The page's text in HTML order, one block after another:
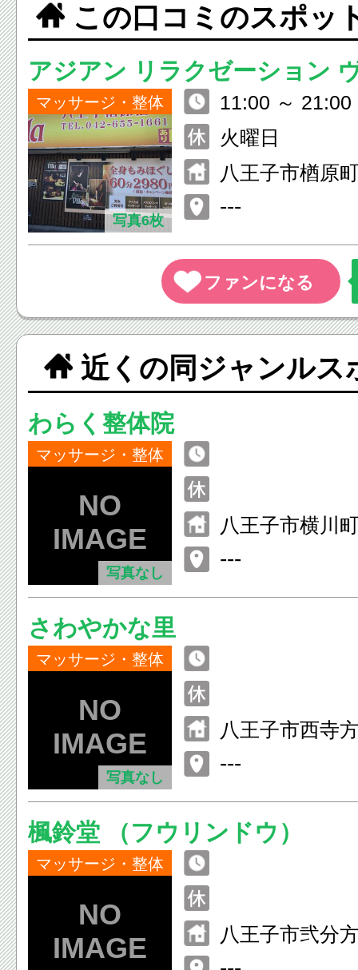
この口コミのスポッ
アジアン リラクゼーション
子楢原店(asian relaxation
マッサージ・整体
写真6枚
11:00 ～ 21:00
火曜日
八王子市楢原
---
近くの同ジャンルス
わらく整体院
マッサージ・整体
写真なし
八王子市横川
---
さわやかな里
マッサージ・整体
写真なし
八王子市西寺
---
楓鈴堂 （フウリンドウ）
マッサージ・整体
八王子市弐分